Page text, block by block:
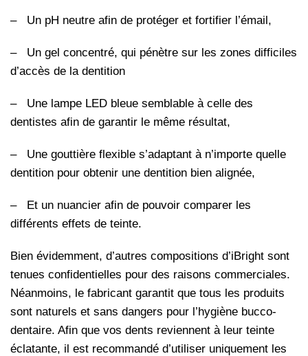
– Un pH neutre afin de protéger et fortifier l’émail,
– Un gel concentré, qui pénètre sur les zones difficiles
d’accès de la dentition
– Une lampe LED bleue semblable à celle des
dentistes afin de garantir le même résultat,
– Une gouttière flexible s’adaptant à n’importe quelle
dentition pour obtenir une dentition bien alignée,
– Et un nuancier afin de pouvoir comparer les
différents effets de teinte.
Bien évidemment, d’autres compositions d’iBright sont
tenues confidentielles pour des raisons commerciales.
Néanmoins, le fabricant garantit que tous les produits
sont naturels et sans dangers pour l’hygiène bucco-
dentaire. Afin que vos dents reviennent à leur teinte
éclatante, il est recommandé d’utiliser uniquement les